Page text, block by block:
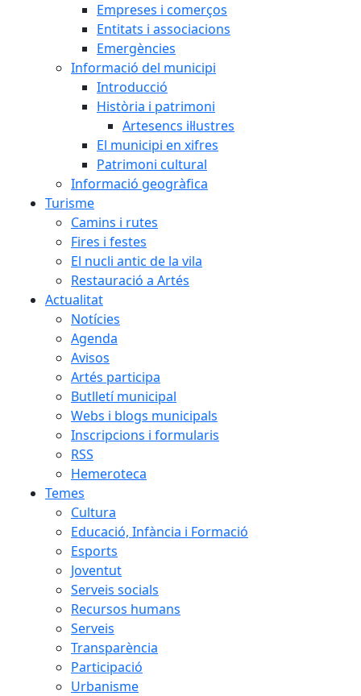
Empreses i comerços
Entitats i associacions
Emergències
Informació del municipi
Introducció
Història i patrimoni
Artesencs il·lustres
El municipi en xifres
Patrimoni cultural
Informació geogràfica
Turisme
Camins i rutes
Fires i festes
El nucli antic de la vila
Restauració a Artés
Actualitat
Notícies
Agenda
Avisos
Artés participa
Butlletí municipal
Webs i blogs municipals
Inscripcions i formularis
RSS
Hemeroteca
Temes
Cultura
Educació, Infància i Formació
Esports
Joventut
Serveis socials
Recursos humans
Serveis
Transparència
Participació
Urbanisme